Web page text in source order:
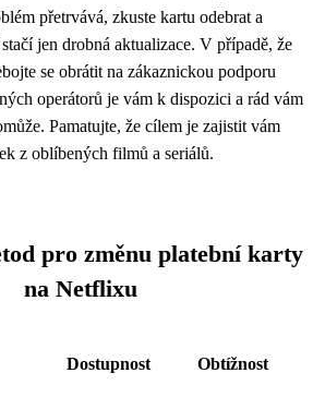
přetrvává, zkuste kartu odebrat a
jen drobná aktualizace. V případě, že
se obrátit na zákaznickou podporu
operátorů je vám k dispozici a rád vám
Pamatujte, že cílem je zajistit vám
z oblíbených filmů a seriálů.
pro změnu platební karty
na Netflixu
Dostupnost Obtížnost